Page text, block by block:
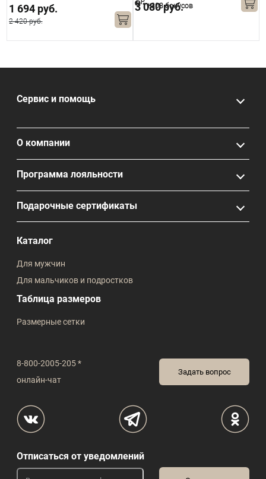
1 694 руб.
2 420 руб.
3 080 руб.
+308 бонусов
8-800-2005-205 *
онлайн-чат
Задать вопрос
Сервис и помощь
О компании
Программа лояльности
Подарочные сертификаты
Каталог
Для мужчин
Для мальчиков и подростков
Таблица размеров
Размерные сетки
Отписаться от уведомлений